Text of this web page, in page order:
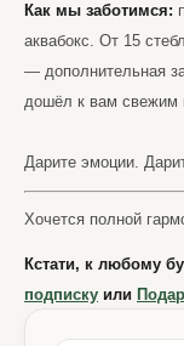
Как мы заботимся:
аквабокс. От 15
— дополнительная
дошёл к вам свежим
Дарите эмоции.
Хочется полной
Кстати, к любому
подписку или